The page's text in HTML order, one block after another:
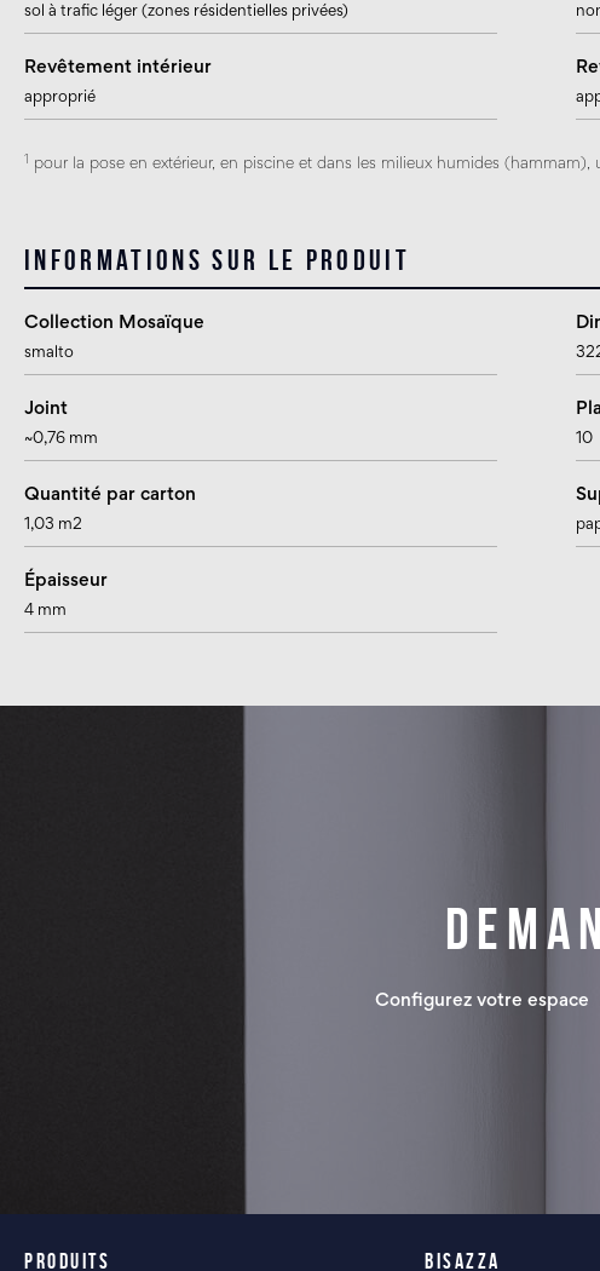
sol à trafic léger (zones résidentielles privées)
Revêtement intérieur
approprié
1 pour la pose en extérieur, en piscine et dans les milieux humides
Informations sur le produit
Collection Mosaïque
smalto
Joint
~0,76 mm 10
Quantité par carton
1,03 m2
Épaisseur
4 mm
Configurez votre espace
PRODUITS BISAZZA